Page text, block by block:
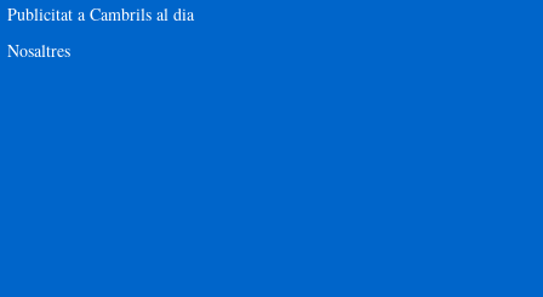
Publicitat a Cambrils al dia
Nosaltres